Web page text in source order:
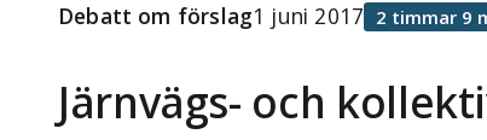
Järnvägs- och
Debatt om förslag1 juni 2017 2 timmar 9